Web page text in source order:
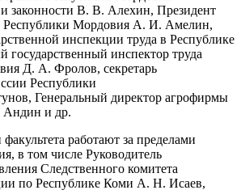
и законности В. В. Алехин, Президент
Республики Мордовия А. И. Амелин,
инспекции труда в Республике
инспектор труда
Д. А. Фролов, секретарь
Республики
Генеральный директор агрофирмы
Андин и др.
работают за пределами
в том числе Руководитель
Следственного комитета
по Республике Коми А. Н. Исаев,